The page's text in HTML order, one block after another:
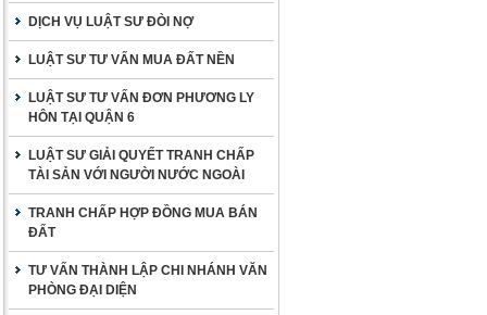
DỊCH VỤ LUẬT SƯ ĐÒI NỢ
LUẬT SƯ TƯ VẤN MUA ĐẤT NỀN
LUẬT SƯ TƯ VẤN ĐƠN PHƯƠNG LY
HÔN TẠI QUẬN 6
LUẬT SƯ GIẢI QUYẾT TRANH CHẤP
TÀI SẢN VỚI NGƯỜI NƯỚC NGOÀI
TRANH CHẤP HỢP ĐỒNG MUA BÁN
ĐẤT
TƯ VẤN THÀNH LẬP CHI NHÁNH VĂN
PHÒNG ĐẠI DIỆN